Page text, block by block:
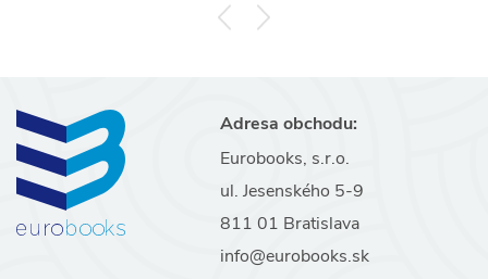
Adresa obchodu:
Eurobooks, s.r.o.
ul. Jesenského 5-9
811 01 Bratislava
info@eurobooks.sk